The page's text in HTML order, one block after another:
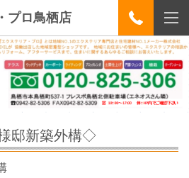
プロ鳥栖店
邸新築外構◇